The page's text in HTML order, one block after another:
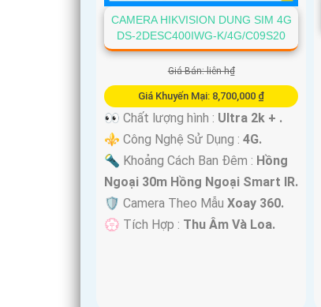
CAMERA HIKVISION DUNG SIM 4G
DS-2DESC400IWG-K/4G/C09S20
Giá Bán: liên h₫
Giá Khuyến Mại: 8,700,000 ₫
👀 Chất lượng hình : Ultra 2k + .
⚜️ Công Nghệ Sử Dụng : 4G.
🔦 Khoảng Cách Ban Đêm : Hồng
Ngoại 30m Hồng Ngoại Smart IR.
🛡 Camera Theo Mẫu Xoay 360.
️💮 Tích Hợp : Thu Âm Và Loa.